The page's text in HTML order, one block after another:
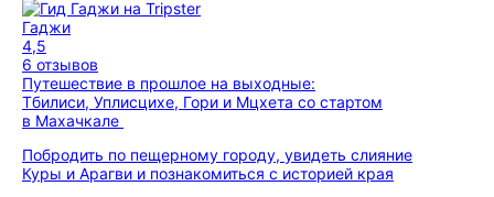
Гаджи
4,5
6 отзывов
Путешествие в прошлое на выходные:
Тбилиси, Уплисцихе, Гори и Мцхета со стартом
в Махачкале
Побродить по пещерному городу, увидеть слияние
Куры и Арагви и познакомиться с историей края